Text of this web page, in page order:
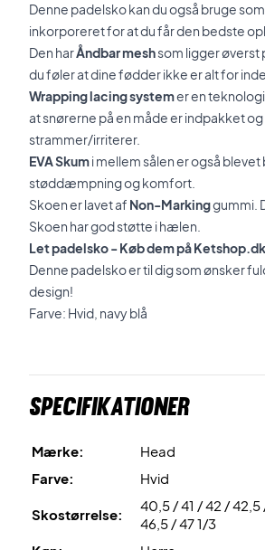
Denne padelsko kan du også bruge
inkorporeret for at du får den bedste
Den harÅndbar meshsom ligger
du føler at dine fødder ikke er alt for
Wrapping lacing systemer en
at snørerne på en måde er indpakket
strammer/irriterer.
EVA Skumi mellem sålen er også
støddæmpning og komfort.
Skoen er lavet af Non-Markinggummi.
Skoen har god støtte i hælen.
Let padelsko - Køb dem på
Denne padelsko er til dig som ønsker
design!
Farve: Hvid, navy blå
Specifikationer
Mærke:
Head
Farve:
Hvid
Skostørrelse:
40,5 / 41 / 42 /
46,5 / 47 1/3